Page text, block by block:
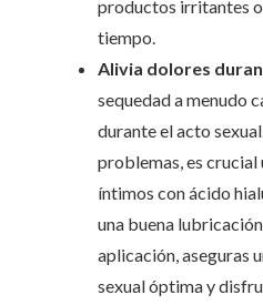
productos irritantes
tiempo.
Alivia dolores
sequedad a menudo
durante el acto
problemas, es crucial
íntimos con ácido
una buena
aplicación, aseguras
sexual óptima y